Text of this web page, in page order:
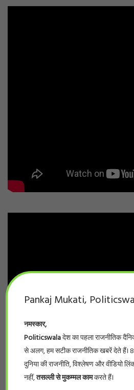
Pankaj Mukati,
नमस्कार,
Politicswalaदेश का पहला राजनीतिक
से अलग, हम सटीक राजनीतिक खबरें देते हैं।
दुनिया की राजनीति, विश्लेषण और वीडियो
नहीं,तसल्ली से मुकम्मल कामकरते हैं।